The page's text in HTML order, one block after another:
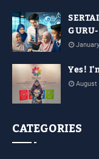
Untuk
Yes!
August
CATEGORIES